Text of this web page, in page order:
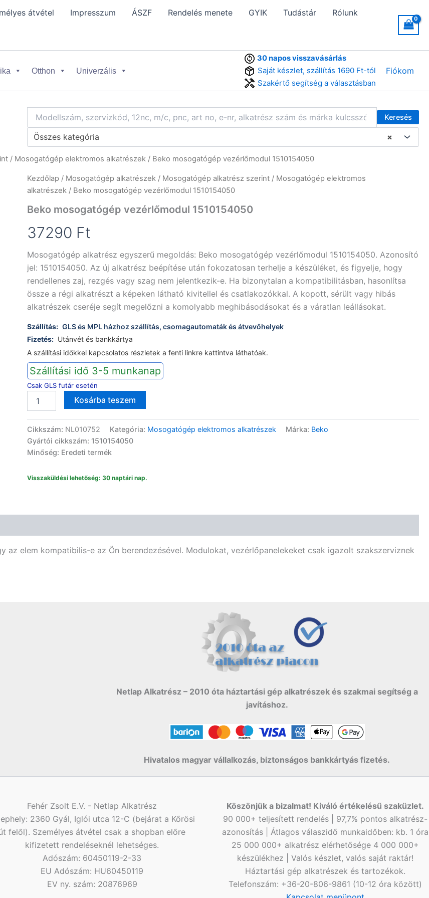
átvétel Impresszum ÁSZF Rendelés menete GYIK Tudástár Rólunk
Otthon Univerzális
30 napos visszavásárlás
Saját készlet, szállítás 1690 Ft-tól
Szakértő segítség a választásban
Fiókom
Keresés
×
Összes kategória
/ Mosogatógép elektromos alkatrészek / Beko mosogatógép vezérlőmodul 1510154050
Kezdőlap / Mosogatógép alkatrészek/ Mosogatógép alkatrész szerint/ Mosogatógép elektromos
alkatrészek/ Beko mosogatógép vezérlőmodul 1510154050
Beko mosogatógép vezérlőmodul 1510154050
37290 Ft
Mosogatógép alkatrész egyszerű megoldás: Beko mosogatógép vezérlőmodul 1510154050. Azonosító
jel: 1510154050. Az új alkatrész beépítése után fokozatosan terhelje a készüléket, és figyelje, hogy
rendellenes zaj, rezgés vagy szag nem jelentkezik-e. Ha bizonytalan a kompatibilitásban, hasonlítsa
össze a régi alkatrészt a képeken látható kivitellel és csatlakozókkal. A kopott, sérült vagy hibás
alkatrészek cseréje segít megelőzni a komolyabb meghibásodásokat és a váratlan leállásokat.
Szállítás: GLS és MPL házhoz szállítás, csomagautomaták és átvevőhelyek
Fizetés: Utánvét és bankkártya
A szállítási időkkel kapcsolatos részletek a fenti linkre kattintva láthatóak.
Szállítási idő 3-5 munkanap
Csak GLS futár esetén
mosogatógép
1510154050
mennyiség
Kosárba teszem
Cikkszám: NL010752 Kategória: Mosogatógép elektromos alkatrészek Márka: Beko
Gyártói cikkszám: 1510154050
Minőség: Eredeti termék
Visszaküldési lehetőség: 30 naptári nap.
az elem kompatibilis-e az Ön berendezésével. Modulokat, vezérlőpanelekeket csak igazolt szakszerviznek
Netlap Alkatrész – 2010 óta háztartási gép alkatrészek és szakmai segítség a
javításhoz.
Hivatalos magyar vállalkozás, biztonságos bankkártyás fizetés.
Fehér Zsolt E.V. - Netlap Alkatrész
2360 Gyál, Iglói utca 12-C (bejárat a Kőrösi
felől). Személyes átvétel csak a shopban előre
kifizetett rendeléseknél lehetséges.
Adószám: 60450119-2-33
EU Adószám: HU60450119
EV ny. szám: 20876969
Köszönjük a bizalmat! Kiváló értékelésű szaküzlet.
90 000+ teljesített rendelés | 97,7% pontos alkatrész-
azonosítás | Átlagos válaszidő munkaidőben: kb. 1 óra
25 000 000+ alkatrész elérhetősége 4 000 000+
készülékhez | Valós készlet, valós saját raktár!
Háztartási gép alkatrészek és tartozékok.
Telefonszám: +36-20-806-9861 (10-12 óra között)